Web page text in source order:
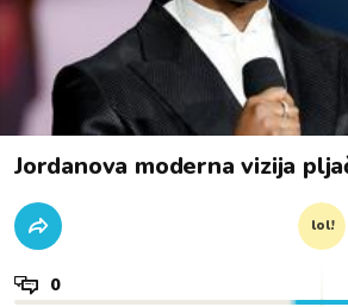
Jordanova moderna vizija
lol!
0